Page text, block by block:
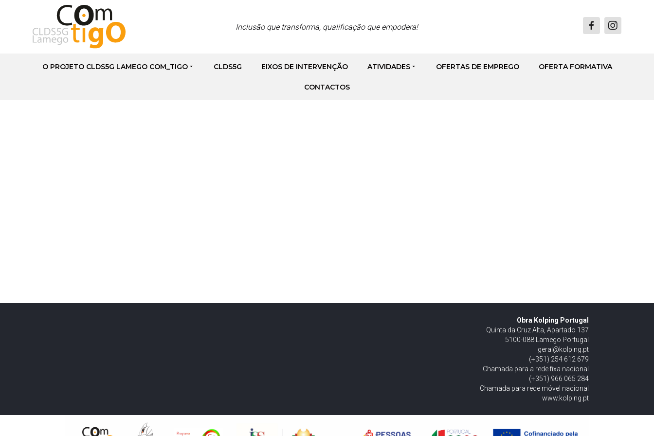
Inclusão que transforma, qualificação que empodera!
O PROJETO CLDS5G LAMEGO COM_TIGO CLDS5G EIXOS DE INTERVENÇÃO ATIVIDADES OFERTAS DE EMPREGO OFERTA FORMATIVA
CONTACTOS
Obra Kolping Portugal
Quinta da Cruz Alta, Apartado 137
5100-088 Lamego Portugal
geral@kolping.pt
(+351) 254 612 679
Chamada para a rede fixa nacional
(+351) 966 065 284
Chamada para rede móvel nacional
www.kolping.pt